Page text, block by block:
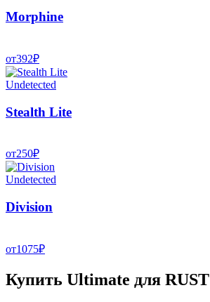
Morphine
от392₽
Undetected
Stealth Lite
от250₽
Undetected
Division
от1075₽
Купить Ultimate для RUST